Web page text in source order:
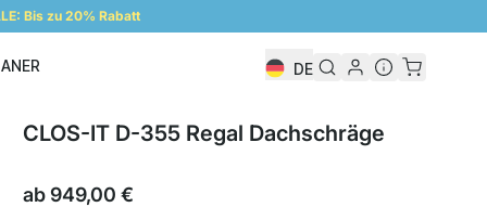
Bis zu 20% Rabatt
DE
CLOS-IT D-355 Regal Dachschräge
ab949,00 €